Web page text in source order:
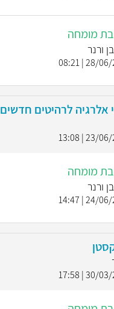
מומחה
ורנר
28/06/
אלרגיה לרהיטים חדשים
23/06/
מומחה
ורנר
24/06/
30/03/